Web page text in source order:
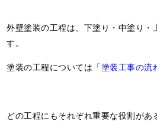
外壁塗装の工程は、下塗り・中塗り・
す。
塗装の工程については 「塗装工事の流
どの工程にもそれぞれ重要な役割があ